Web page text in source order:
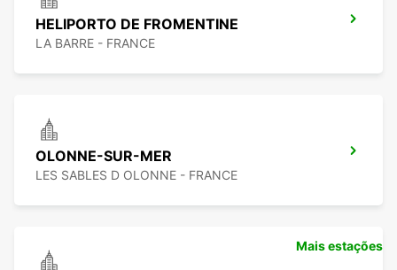
HELIPORTO DE FROMENTINE
LA BARRE - FRANCE
OLONNE-SUR-MER
LES SABLES D OLONNE - FRANCE
Mais estações